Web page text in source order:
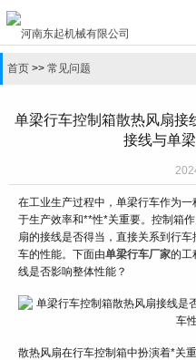
首页 >> 常见问题
单梁行车控制箱散热风扇接
接线与单
在工业生产过程中，单梁行车作为
于生产效率和**性*关重要。控制箱
扇的接线是否得当，直接关系到行
车的性能。下面由单梁行车厂家的工
线是否影响整体性能？
散热风扇在行车控制箱中扮演着*关